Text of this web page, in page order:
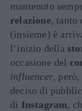
mantenuto
relazione, tanto
(insieme) è
l’inizio della
occasione del
influencer,
deciso di
di Instagram,